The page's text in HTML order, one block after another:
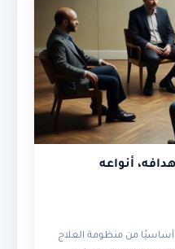
أنواعه
أساسيًا من منظومة العلاج